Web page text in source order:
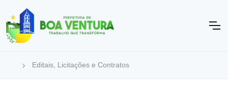
Editais, Licitações e Contratos